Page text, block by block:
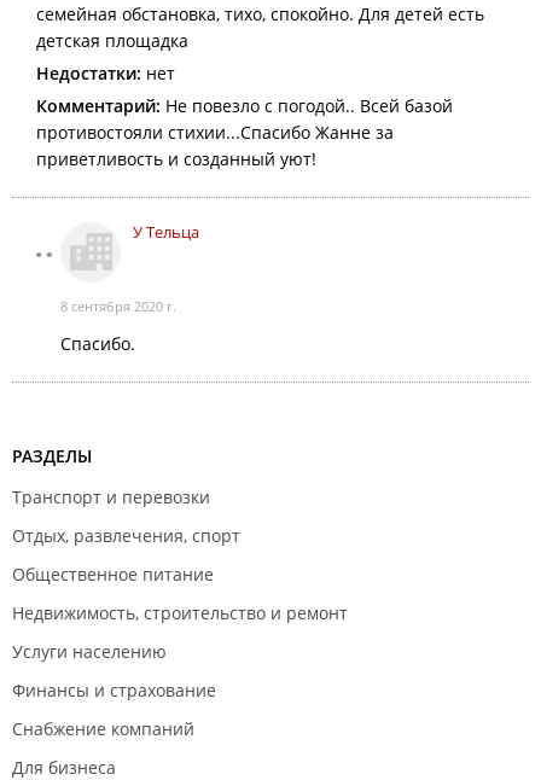
семейная обстановка, тихо, спокойно. Для детей есть
детская площадка
Недостатки: нет
Комментарий: Не повезло с погодой.. Всей базой
противостояли стихии...Спасибо Жанне за
приветливость и созданный уют!
У Тельца
8 сентября 2020 г.
Спасибо.
РАЗДЕЛЫ
Транспорт и перевозки
Отдых, развлечения, спорт
Общественное питание
Недвижимость, строительство и ремонт
Услуги населению
Финансы и страхование
Снабжение компаний
Для бизнеса